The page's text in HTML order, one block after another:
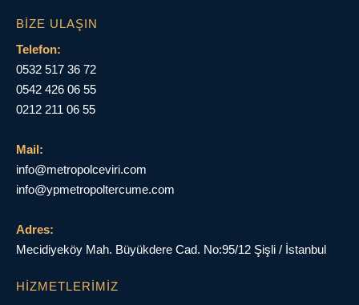
BIZE ULAŞIN
Telefon:
0532 517 36 72
0542 426 06 55
0212 211 06 55
Mail:
info@metropolceviri.com
info@ypmetropoltercume.com
Adres:
Mecidiyeköy Mah. Büyükdere Cad. No:95/12 Şişli / İstanbul
HIZMETLERIMIZ